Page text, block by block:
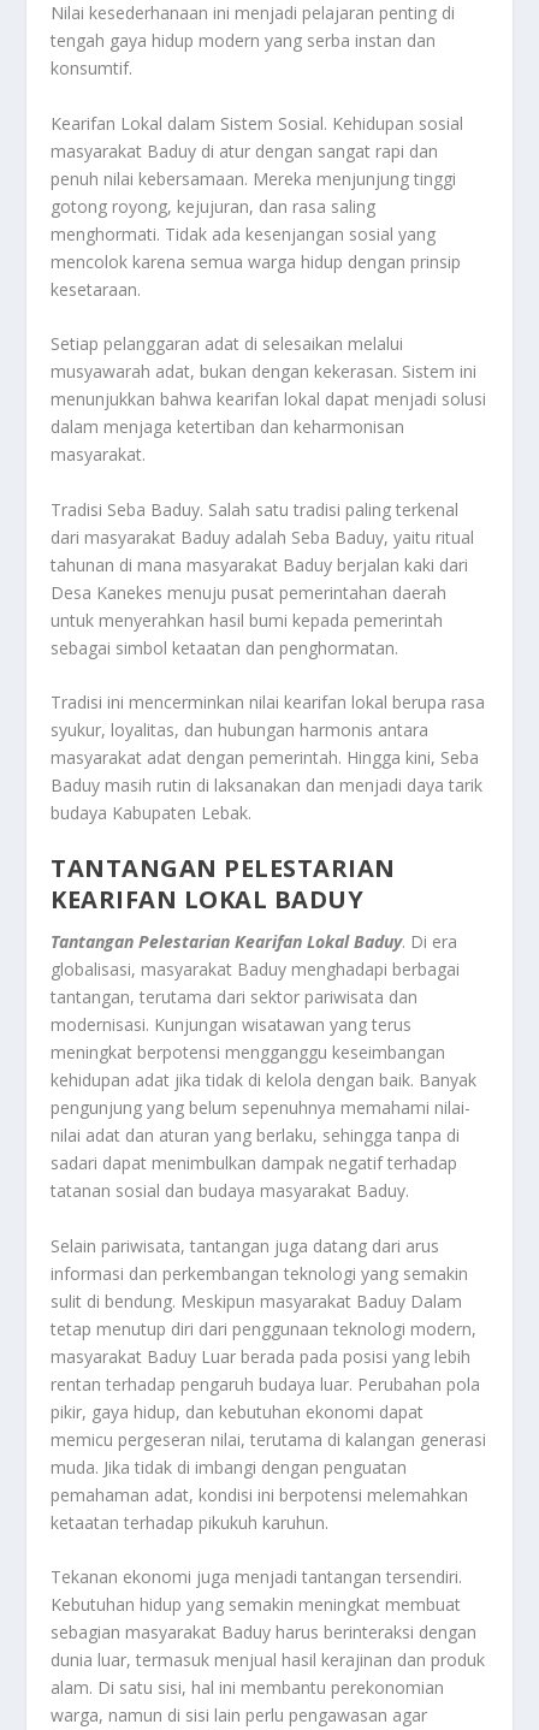
Nilai kesederhanaan ini menjadi pelajaran penting di
tengah gaya hidup modern yang serba instan dan
konsumtif.
Kearifan Lokal dalam Sistem Sosial. Kehidupan sosial
masyarakat Baduy di atur dengan sangat rapi dan
penuh nilai kebersamaan. Mereka menjunjung tinggi
gotong royong, kejujuran, dan rasa saling
menghormati. Tidak ada kesenjangan sosial yang
mencolok karena semua warga hidup dengan prinsip
kesetaraan.
Setiap pelanggaran adat di selesaikan melalui
musyawarah adat, bukan dengan kekerasan. Sistem ini
menunjukkan bahwa kearifan lokal dapat menjadi solusi
dalam menjaga ketertiban dan keharmonisan
masyarakat.
Tradisi Seba Baduy. Salah satu tradisi paling terkenal
dari masyarakat Baduy adalah Seba Baduy, yaitu ritual
tahunan di mana masyarakat Baduy berjalan kaki dari
Desa Kanekes menuju pusat pemerintahan daerah
untuk menyerahkan hasil bumi kepada pemerintah
sebagai simbol ketaatan dan penghormatan.
Tradisi ini mencerminkan nilai kearifan lokal berupa rasa
syukur, loyalitas, dan hubungan harmonis antara
masyarakat adat dengan pemerintah. Hingga kini, Seba
Baduy masih rutin di laksanakan dan menjadi daya tarik
budaya Kabupaten Lebak.
TANTANGAN PELESTARIAN
KEARIFAN LOKAL BADUY
Tantangan Pelestarian Kearifan Lokal Baduy. Di era
globalisasi, masyarakat Baduy menghadapi berbagai
tantangan, terutama dari sektor pariwisata dan
modernisasi. Kunjungan wisatawan yang terus
meningkat berpotensi mengganggu keseimbangan
kehidupan adat jika tidak di kelola dengan baik. Banyak
pengunjung yang belum sepenuhnya memahami nilai-
nilai adat dan aturan yang berlaku, sehingga tanpa di
sadari dapat menimbulkan dampak negatif terhadap
tatanan sosial dan budaya masyarakat Baduy.
Selain pariwisata, tantangan juga datang dari arus
informasi dan perkembangan teknologi yang semakin
sulit di bendung. Meskipun masyarakat Baduy Dalam
tetap menutup diri dari penggunaan teknologi modern,
masyarakat Baduy Luar berada pada posisi yang lebih
rentan terhadap pengaruh budaya luar. Perubahan pola
pikir, gaya hidup, dan kebutuhan ekonomi dapat
memicu pergeseran nilai, terutama di kalangan generasi
muda. Jika tidak di imbangi dengan penguatan
pemahaman adat, kondisi ini berpotensi melemahkan
ketaatan terhadap pikukuh karuhun.
Tekanan ekonomi juga menjadi tantangan tersendiri.
Kebutuhan hidup yang semakin meningkat membuat
sebagian masyarakat Baduy harus berinteraksi dengan
dunia luar, termasuk menjual hasil kerajinan dan produk
alam. Di satu sisi, hal ini membantu perekonomian
warga, namun di sisi lain perlu pengawasan agar